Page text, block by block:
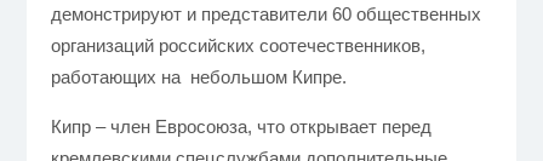
демонстрируют и представители 60 общественных
организаций российских соотечественников,
работающих на небольшом Кипре.
Кипр – член Евросоюза, что открывает перед